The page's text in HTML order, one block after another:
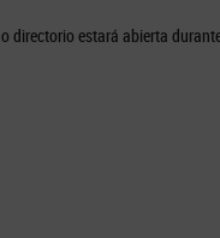
directorio estará abierta